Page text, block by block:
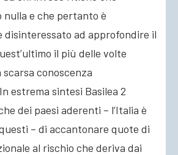
nulla e che pertanto è
disinteressato ad approfondire il
il più delle volte
conoscenza
estrema sintesi Basilea 2
dei paesi aderenti – l’Italia è
– di accantonare quote di
al rischio che deriva dai